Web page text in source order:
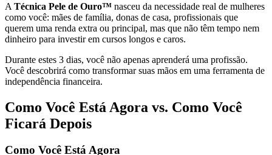
A Técnica Pele de Ouro™ nasceu da necessidade real de mulheres
como você: mães de família, donas de casa, profissionais que
querem uma renda extra ou principal, mas que não têm tempo nem
dinheiro para investir em cursos longos e caros.
Durante estes 3 dias, você não apenas aprenderá uma profissão.
Você descobrirá como transformar suas mãos em uma ferramenta de
independência financeira.
Como Você Está Agora vs. Como Você
Ficará Depois
Como Você Está Agora